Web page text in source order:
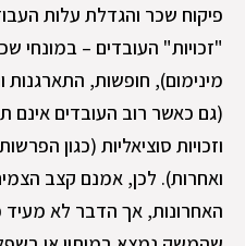
פיקוח שכר והגדלת עלות
"זכויות" העובדים – במונחי
מינימום), חופשות,
(גם כאשר רוב העובדים אינם
וזכויות סוציאליות (כגון
ואחרות). לכן, אמנם קצב
האחרונות, אך הדבר לא